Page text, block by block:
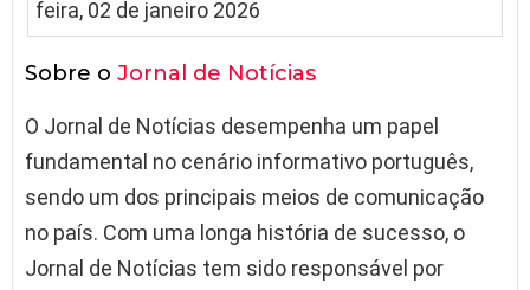
Sobre o Jornal de Notícias
O Jornal de Notícias desempenha um papel
fundamental no cenário informativo português,
sendo um dos principais meios de comunicação
no país. Com uma longa história de sucesso, o
Jornal de Notícias tem sido responsável por